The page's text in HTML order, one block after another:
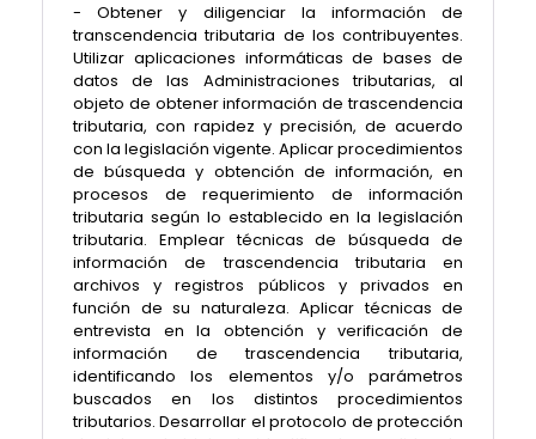
- Obtener y diligenciar la información de
transcendencia tributaria de los contribuyentes.
Utilizar aplicaciones informáticas de bases de
datos de las Administraciones tributarias, al
objeto de obtener información de trascendencia
tributaria, con rapidez y precisión, de acuerdo
con la legislación vigente. Aplicar procedimientos
de búsqueda y obtención de información, en
procesos de requerimiento de información
tributaria según lo establecido en la legislación
tributaria. Emplear técnicas de búsqueda de
información de trascendencia tributaria en
archivos y registros públicos y privados en
función de su naturaleza. Aplicar técnicas de
entrevista en la obtención y verificación de
información de trascendencia tributaria,
identificando los elementos y/o parámetros
buscados en los distintos procedimientos
tributarios. Desarrollar el protocolo de protección